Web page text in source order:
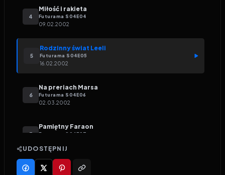
4
Miłość i rakieta
Futurama S04E04
09.02.2002
5
Rodzinny świat Leeli
Futurama S04E05
16.02.2002
6
Na preriach Marsa
Futurama S04E06
02.03.2002
7
Pamiętny Faraon
Futurama S 04E07
Jak młody bóg
Futurama 08
UDOSTĘPNIJ